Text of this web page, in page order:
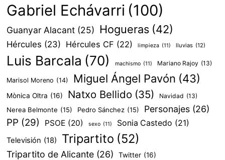
Gabriel Echávarri (100)
Guanyar Alacant (25) Hogueras (42)
Hércules (23) Hércules CF (22) limpieza (11) lluvias (12)
Luis Barcala (70) machismo (11) Mariano Rajoy (13)
Marisol Moreno (14) Miguel Ángel Pavón (43)
Mònica Oltra (16) Natxo Bellido (35) Navidad (13)
Nerea Belmonte (15) Pedro Sánchez (15) Personajes (26)
PP (29) PSOE (20) sexo (11) Sonia Castedo (21)
Televisión (18) Tripartito (52)
Tripartito de Alicante (26) Twitter (16)